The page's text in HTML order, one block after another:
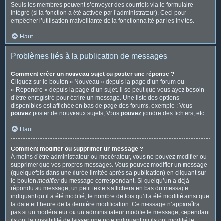
Seuls les membres peuvent s’envoyer des courriels via le formulaire
intégré (si la fonction a été activée par l’administrateur). Ceci pour
empêcher l’utilisation malveillante de la fonctionnalité par les invités.
Haut
Problèmes liés à la publication de messages
Comment créer un nouveau sujet ou poster une réponse ?
Cliquez sur le bouton « Nouveau » depuis la page d’un forum ou
« Répondre » depuis la page d’un sujet. Il se peut que vous ayez besoin
d’être enregistré pour écrire un message. Une liste des options
disponibles est affichée en bas de page des forums, exemple : Vous
pouvez poster de nouveaux sujets, Vous pouvez joindre des fichiers, etc.
Haut
Comment modifier ou supprimer un message ?
À moins d’être administrateur ou modérateur, vous ne pouvez modifier ou
supprimer que vos propres messages. Vous pouvez modifier un message
(quelquefois dans une durée limitée après sa publication) en cliquant sur
le bouton modifierdu message correspondant. Si quelqu’un a déjà
répondu au message, un petit texte s’affichera en bas du message
indiquant qu’il a été modifié, le nombre de fois qu’il a été modifié ainsi que
la date et l’heure de la dernière modification. Ce message n’apparaîtra
pas si un modérateur ou un administrateur modifie le message, cependant